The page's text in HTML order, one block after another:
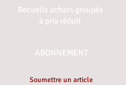
Recueils achats groupés
à prix réduit
ABONNEMENT
Soumettre un article